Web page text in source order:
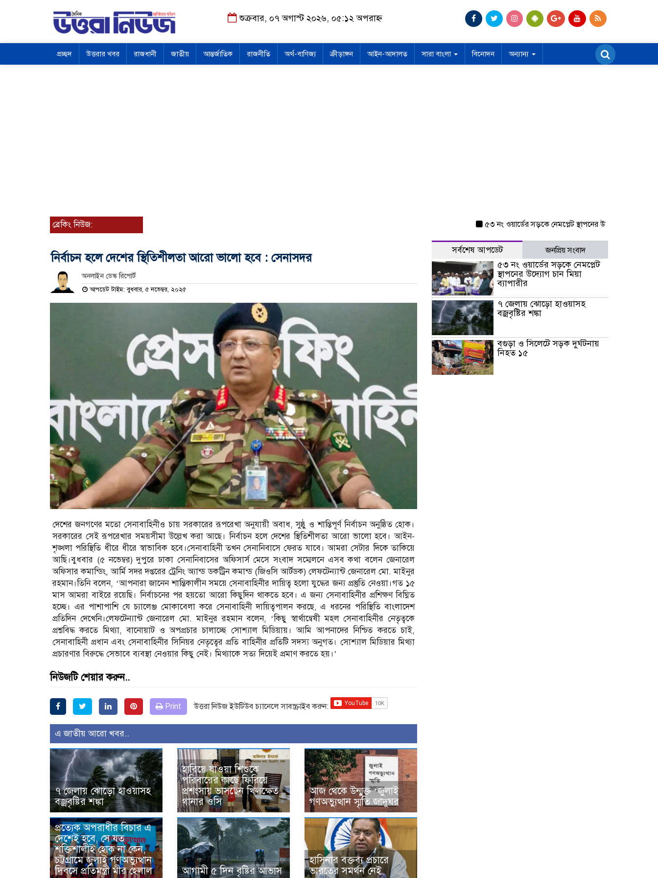
শুক্রবার, ০৭ অগাস্ট ২০২৬, ০৫:১২ অপরাহ্ন
প্রচ্ছদ উত্তরার খবর রাজধানী জাতীয় আন্তর্জাতিক রাজনীতি অর্থ-বাণিজ্য ক্রীড়াঙ্গন আইন-আদালত সারা বাংলা বিনোদন অন্যান্য
ব্রেকিং নিউজ: ৫৩ নং ওয়ার্ডের সড়কে নেমপ্লেট স্থাপনের উদ্যোগ চান মিয়া
নির্বাচন হলে দেশের স্থিতিশীলতা আরো ভালো হবে : সেনাসদর
অনলাইন ডেস্ক রিপোর্ট
আপডেট টাইম: বুধবার, ৫ নভেম্বর, ২০২৫
দেশের জনগণের মতো সেনাবাহিনীও চায় সরকারের রূপরেখা অনুযায়ী অবাধ, সুষ্ঠু ও শান্তিপূর্ণ নির্বাচন অনুষ্ঠিত হোক।
সরকারের সেই রূপরেখার সময়সীমা উল্লেখ করা আছে। নির্বাচন হলে দেশের স্থিতিশীলতা আরো ভালো হবে। আইন-
শৃঙ্খলা পরিস্থিতি ধীরে ধীরে স্বাভাবিক হবে।সেনাবাহিনী তখন সেনানিবাসে ফেরত যাবে। আমরা সেটার দিকে তাকিয়ে
আছি।বুধবার (৫ নভেম্বর) দুপুরে ঢাকা সেনানিবাসের অফিসার্স মেসে সংবাদ সম্মেলনে এসব কথা বলেন জেনারেল
অফিসার কমান্ডিং, আর্মি সদর দপ্তরের ট্রেনিং অ্যান্ড ডকট্রিন কমান্ড (জিওসি আর্টডক) লেফটেন্যান্ট জেনারেল মো. মাইনুর
রহমান।তিনি বলেন, ‘আপনারা জানেন শান্তিকালীন সময়ে সেনাবাহিনীর দায়িত্ব হলো যুদ্ধের জন্য প্রস্তুতি নেওয়া।গত ১৫
মাস আমরা বাইরে রয়েছি। নির্বাচনের পর হয়তো আরো কিছুদিন থাকতে হবে। এ জন্য সেনাবাহিনীর প্রশিক্ষণ বিঘ্নিত
হচ্ছে। এর পাশাপাশি যে চ্যালেঞ্জ মোকাবেলা করে সেনাবাহিনী দায়িত্বপালন করছে, এ ধরনের পরিস্থিতি বাংলাদেশ
প্রতিদিন দেখেনি।লেফটেন্যান্ট জেনারেল মো. মাইনুর রহমান বলেন, ‘কিছু স্বার্থান্বেষী মহল সেনাবাহিনীর নেতৃত্বকে
প্রশ্নবিদ্ধ করতে মিথ্যা, বানোয়াট ও অপপ্রচার চালাচ্ছে সোশ্যাল মিডিয়ায়। আমি আপনাদের নিশ্চিত করতে চাই,
সেনাবাহিনী প্রধান এবং সেনাবাহিনীর সিনিয়র নেতৃত্বের প্রতি বাহিনীর প্রতিটি সদস্য অনুগত। সোশ্যাল মিডিয়ার মিথ্যা
প্রচারণার বিরুদ্ধে সেভাবে ব্যবস্থা নেওয়ার কিছু নেই। মিথ্যাকে সত্য দিয়েই প্রমাণ করতে হয়।’
নিউজটি শেয়ার করুন..
Print উত্তরা নিউজ ইউটিউব চ্যানেলে সাবস্ক্রাইব করুন:
এ জাতীয় আরো খবর..
৭ জেলায় ঝোড়ো হাওয়াসহ
বজ্রবৃষ্টির শঙ্কা
হারিয়ে যাওয়া শিশুকে
পরিবারের কাছে ফিরিয়ে
প্রশংসায় ভাসছেন খিলক্ষেত
থানার ওসি
আজ থেকে উন্মুক্ত ‘জুলাই
গণঅভ্যুত্থান স্মৃতি জাদুঘর
প্রত্যেক অপরাধীর বিচার এ
দেশেই হবে, সে যত
শক্তিশালীই হোক না কেন,
চট্টগ্রামে জুলাই গণঅভ্যুত্থান
দিবসে প্রতিমন্ত্রী মীর হেলাল
আগামী ৫ দিন বৃষ্টির আভাস
হাসিনার বক্তব্য প্রচারে
ভারতের সমর্থন নেই
সর্বশেষ আপডেট জনপ্রিয় সংবাদ
৫৩ নং ওয়ার্ডের সড়কে নেমপ্লেট
স্থাপনের উদ্যোগ চান মিয়া
ব্যাপারীর
৭ জেলায় ঝোড়ো হাওয়াসহ
বজ্রবৃষ্টির শঙ্কা
বগুড়া ও সিলেটে সড়ক দুর্ঘটনায়
নিহত ১৫